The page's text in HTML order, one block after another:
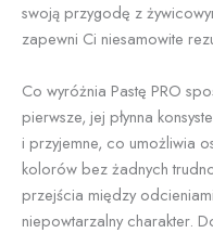
swoją przygodę z
zapewni Ci niesamowite
Co wyróżnia Pastę PRO
pierwsze, jej płynna
i przyjemne, co umożliwia
kolorów bez żadnych
przejścia między
niepowtarzalny charakter.